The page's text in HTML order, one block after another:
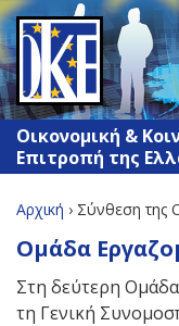
Jump
to
navigation
Οικονομική &
Επιτροπή της
Είστε
εδώ
Αρχική › Σύνθεση της
Back
to
top
Ομάδα
Στη δεύτερη
τη Γενική